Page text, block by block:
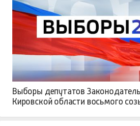
Выборы депутатов
Кировской области восьмого